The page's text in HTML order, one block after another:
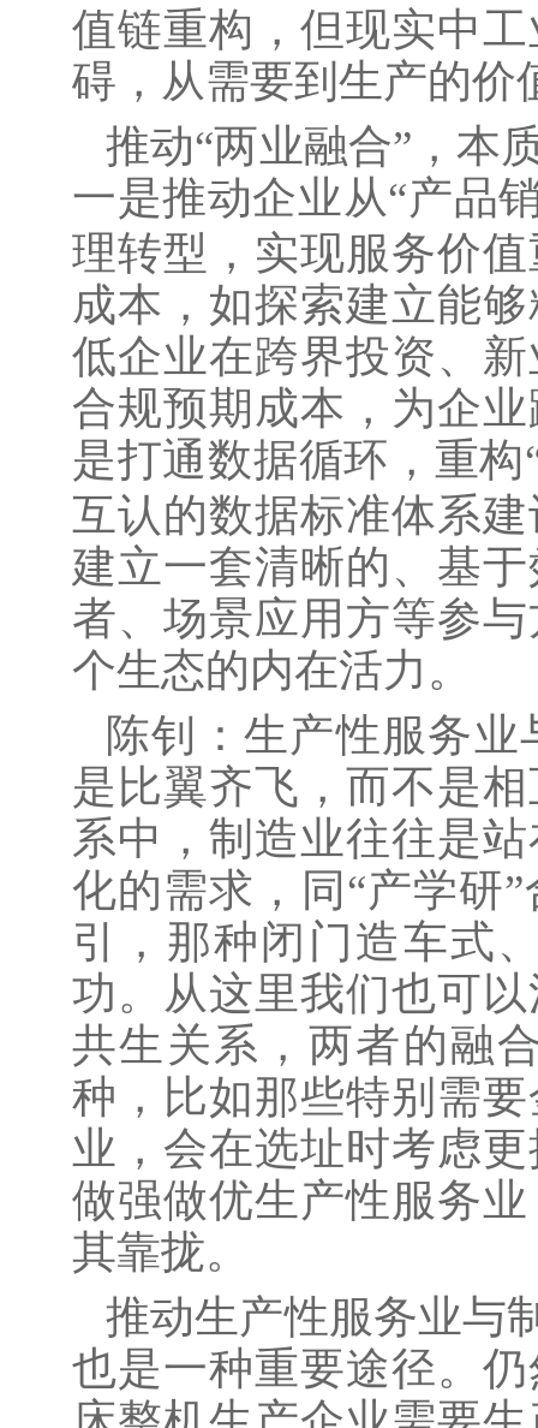
值链重构，但现实中
碍，从需要到生产的价
推动“两业融合”，本
一是推动企业从“产品
理转型，实现服务价
成本，如探索建立能
低企业在跨界投资、
合规预期成本，为企
是打通数据循环，重
互认的数据标准体系
建立一套清晰的、基
者、场景应用方等参
个生态的内在活力。
陈钊：生产性服务
是比翼齐飞，而不是
系中，制造业往往是
化的需求，同“产学研
引，那种闭门造车式
功。从这里我们也可
共生关系，两者的融
种，比如那些特别需
业，会在选址时考虑
做强做优生产性服务
其靠拢。
推动生产性服务业与
也是一种重要途径。